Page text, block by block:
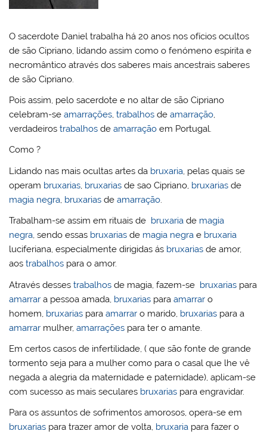
O sacerdote Daniel trabalha há 20 anos nos ofícios ocultos
de são Cipriano, lidando assim como o fenómeno espírita e
necromântico através dos saberes mais ancestrais saberes
de são Cipriano.
Pois assim, pelo sacerdote e no altar de são Cipriano
celebram-seamarrações,trabalhos deamarração,
verdadeirostrabalhos deamarração em Portugal.
Como ?
Lidando nas mais ocultas artes da bruxaria, pelas quais se
operam bruxarias, bruxarias de sao Cipriano, bruxarias de
magia negra, bruxarias deamarração.
Trabalham-se assim em rituais de bruxaria de magia
negra, sendo essas bruxarias de magia negra e bruxaria
luciferiana, especialmente dirigidas ás bruxarias de amor,
aostrabalhos para o amor.
Através dessestrabalhos de magia, fazem-se bruxarias para
amarrar a pessoa amada, bruxarias paraamarrar o
homem, bruxarias paraamarrar o marido, bruxarias para a
amarrar mulher,amarrações para ter o amante.
Em certos casos de infertilidade, ( que são fonte de grande
tormento seja para a mulher como para o casal que lhe vê
negada a alegria da maternidade e paternidade), aplicam-se
com sucesso as mais seculares bruxarias para engravidar.
Para os assuntos de sofrimentos amorosos, opera-se em
bruxarias para trazer amor de volta, bruxaria para fazer o